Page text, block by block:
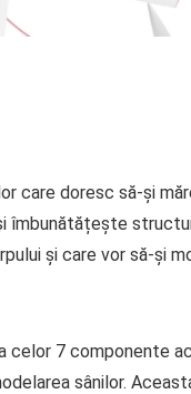
care doresc să-și
îmbunătățește
și care vor să-și
celor 7 componente
sânilor.